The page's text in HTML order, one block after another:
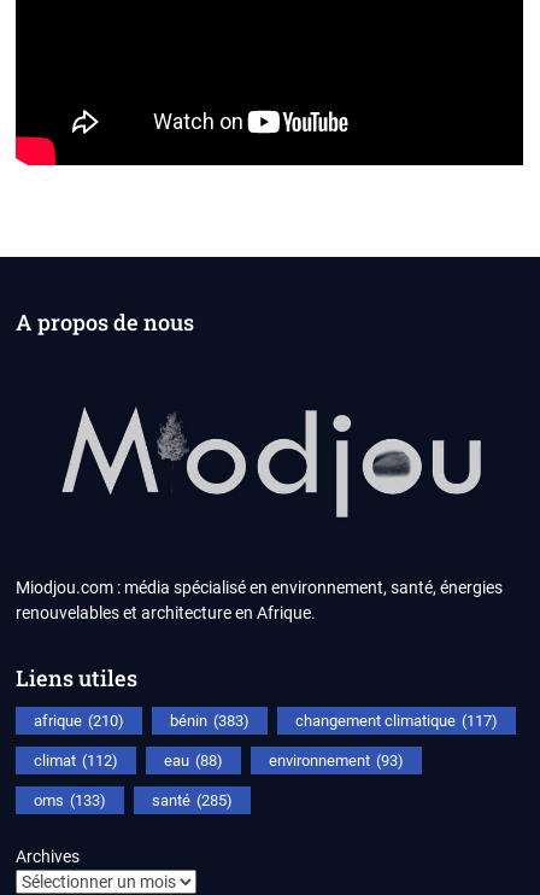
A propos de nous
Miodjou.com : média spécialisé en environnement, santé, énergies
renouvelables et architecture en Afrique.
Liens utiles
afrique (210) bénin (383) changement climatique (117)
climat (112) eau (88) environnement (93)
oms (133) santé (285)
Archives